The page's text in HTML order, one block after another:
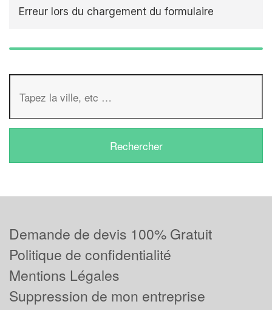
Erreur lors du chargement du formulaire
Demande de devis 100% Gratuit
Politique de confidentialité
Mentions Légales
Suppression de mon entreprise